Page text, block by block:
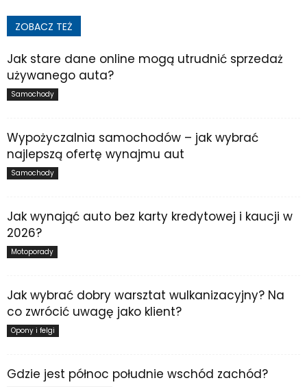
ZOBACZ TEŻ
Jak stare dane online mogą utrudnić sprzedaż
używanego auta?
Samochody
Wypożyczalnia samochodów – jak wybrać
najlepszą ofertę wynajmu aut
Samochody
Jak wynająć auto bez karty kredytowej i kaucji w
2026?
Motoporady
Jak wybrać dobry warsztat wulkanizacyjny? Na
co zwrócić uwagę jako klient?
Opony i felgi
Gdzie jest północ południe wschód zachód?